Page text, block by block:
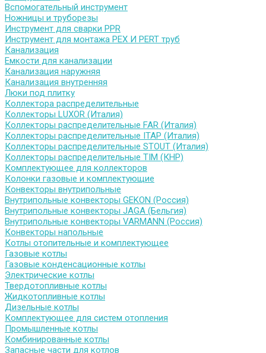
Вспомогательный инструмент
Ножницы и труборезы
Инструмент для сварки PPR
Инструмент для монтажа PEX И PERT труб
Канализация
Емкости для канализации
Канализация наружняя
Канализация внутренняя
Люки под плитку
Коллектора распределительные
Коллекторы LUXOR (Италия)
Коллекторы распределительные FAR (Италия)
Коллекторы распределительные ITAP (Италия)
Коллекторы распределительные STOUT (Италия)
Коллекторы распределительные TIM (КНР)
Комплектующее для коллекторов
Колонки газовые и комплектующие
Конвекторы внутрипольные
Внутрипольные конвекторы GEKON (Россия)
Внутрипольные конвекторы JAGA (Бельгия)
Внутрипольные конвекторы VARMANN (Россия)
Конвекторы напольные
Котлы отопительные и комплектующее
Газовые котлы
Газовые конденсационные котлы
Электрические котлы
Твердотопливные котлы
Жидкотопливные котлы
Дизельные котлы
Комплектующее для систем отопления
Промышленные котлы
Комбинированные котлы
Запасные части для котлов